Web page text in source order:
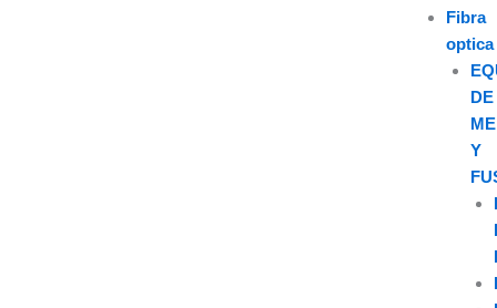
Fibra
optica
DE
Y